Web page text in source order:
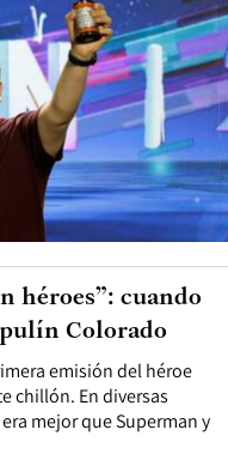
emisión del héroe
chillón. En diversas
mejor que Superman y
héroes”: cuando
Colorado